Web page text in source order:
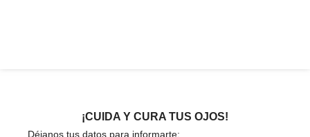
¡CUIDA Y CURA TUS OJOS!
Déjanos tus datos para informarte: